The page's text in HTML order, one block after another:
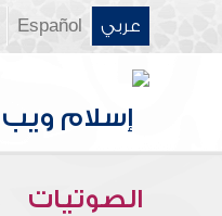
عربي Español
الصوتيات